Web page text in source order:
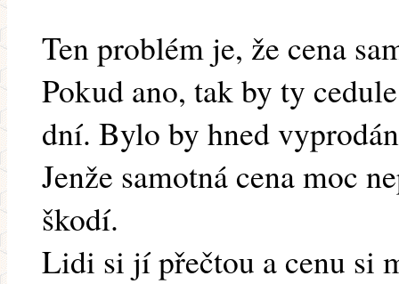
Ten problém je, že cena
Pokud ano, tak by ty
dní. Bylo by hned
Jenže samotná cena moc
škodí.
Lidi si jí přečtou a cenu si